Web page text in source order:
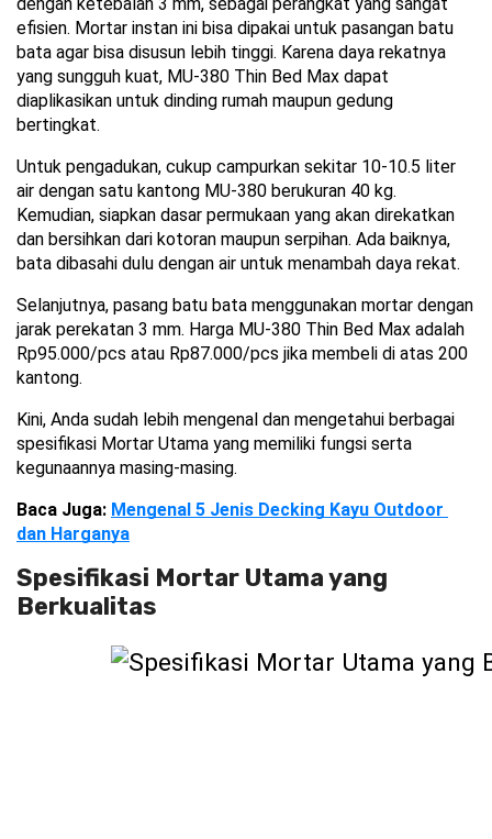
dengan ketebalan 3 mm, sebagai perangkat yang sangat
efisien. Mortar instan ini bisa dipakai untuk pasangan batu
bata agar bisa disusun lebih tinggi. Karena daya rekatnya
yang sungguh kuat, MU-380 Thin Bed Max dapat
diaplikasikan untuk dinding rumah maupun gedung
bertingkat.
Untuk pengadukan, cukup campurkan sekitar 10-10.5 liter
air dengan satu kantong MU-380 berukuran 40 kg.
Kemudian, siapkan dasar permukaan yang akan direkatkan
dan bersihkan dari kotoran maupun serpihan. Ada baiknya,
bata dibasahi dulu dengan air untuk menambah daya rekat.
Selanjutnya, pasang batu bata menggunakan mortar dengan
jarak perekatan 3 mm. Harga MU-380 Thin Bed Max adalah
Rp95.000/pcs atau Rp87.000/pcs jika membeli di atas 200
kantong.
Kini, Anda sudah lebih mengenal dan mengetahui berbagai
spesifikasi Mortar Utama yang memiliki fungsi serta
kegunaannya masing-masing.
Baca Juga: Mengenal 5 Jenis Decking Kayu Outdoor
dan Harganya
Spesifikasi Mortar Utama yang
Berkualitas